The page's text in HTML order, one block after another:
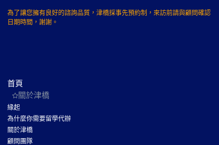
為了讓您擁有良好的諮詢品質，津橋採事先預約制，來訪前請與顧問確認
日期時間，謝謝。
首頁
關於津橋
緣起
為什麼你需要留學代辦
關於津橋
顧問團隊